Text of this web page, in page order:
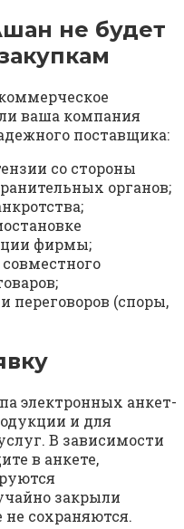
не будет
ваша компания
поставщика:
со стороны
органов;
фирмы;
переговоров (споры,
электронных анкет-
и для
В зависимости
в анкете,
закрыли
сохраняются.